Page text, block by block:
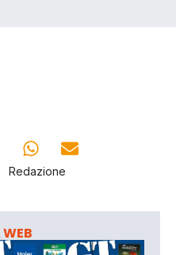
Redazione